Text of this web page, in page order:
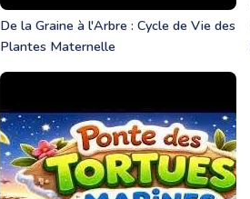
De la Graine à l'Arbre : Cycle de Vie des
Plantes Maternelle